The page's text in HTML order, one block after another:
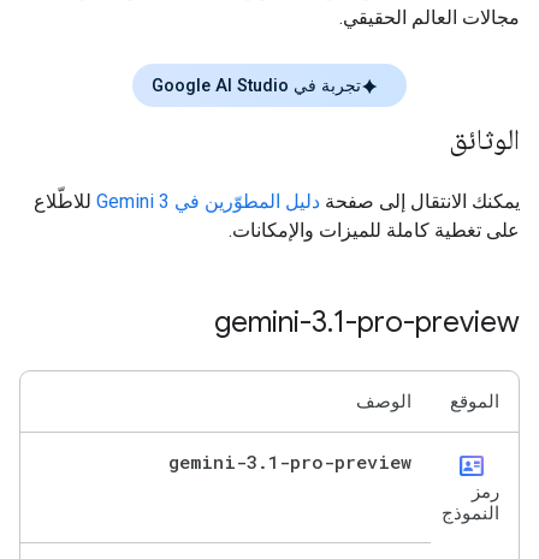
مجالات العالم الحقيقي.
تجربة في Google AI Studio
الوثائق
يمكنك الانتقال إلى صفحة دليل المطوّرين في Gemini 3
للاطّلاع
على تغطية كاملة للميزات والإمكانات.
gemini-3.1-pro-preview
الموقع الوصف
id_card
رمز
النموذج
gemini-3 . 1-pro-preview